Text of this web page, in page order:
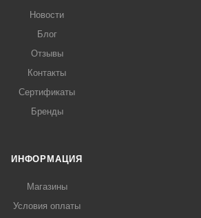
Новости
Блог
Отзывы
Контакты
Сертификаты
Бренды
ИНФОРМАЦИЯ
Магазины
Условия оплаты